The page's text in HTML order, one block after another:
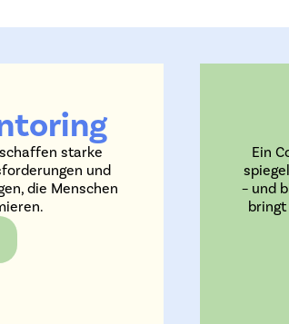
starke
und
die Menschen
Ein
– und
bringt